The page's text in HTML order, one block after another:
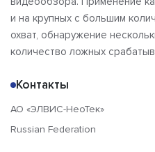
и на крупных с большим
охват, обнаружение
количество ложных
Контакты
АО «ЭЛВИС-НеоТек»
Russian Federation